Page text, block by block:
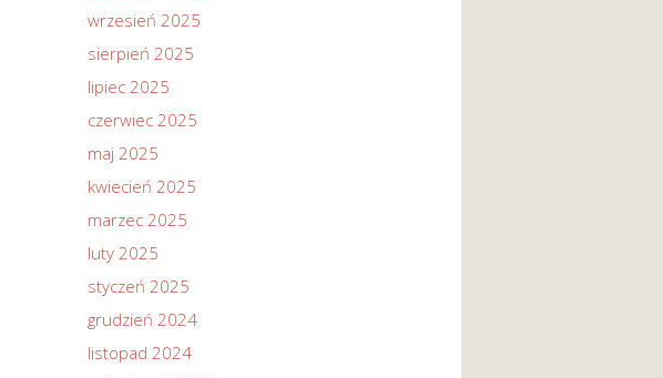
wrzesień 2025
sierpień 2025
lipiec 2025
czerwiec 2025
maj 2025
kwiecień 2025
marzec 2025
luty 2025
styczeń 2025
grudzień 2024
listopad 2024